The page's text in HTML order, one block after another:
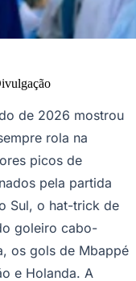
de 2026 mostrou
rola na
picos de
pela partida
Sul, o hat-trick de
goleiro cabo-
os gols de Mbappé
e Holanda. A